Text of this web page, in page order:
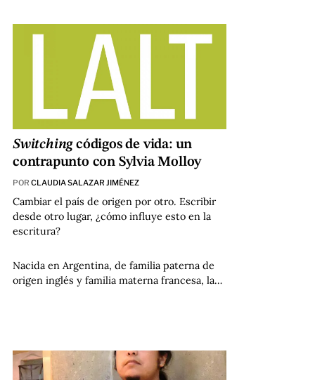
Switchingcódigos de vida: un
contrapunto con Sylvia Molloy
POR CLAUDIA SALAZAR JIMÉNEZ
Cambiar el país de origen por otro. Escribir
desde otro lugar, ¿cómo influye esto en la
escritura?
Nacida en Argentina, de familia paterna de
origen inglés y familia materna francesa, la…